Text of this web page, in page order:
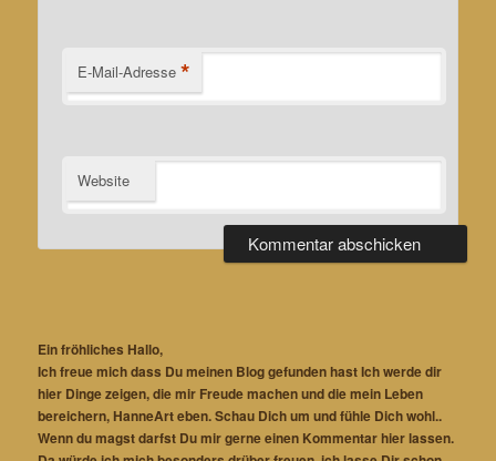
E-Mail-Adresse *
Website
Ein fröhliches Hallo,
Ich freue mich dass Du meinen Blog gefunden hast Ich werde dir
hier Dinge zeigen, die mir Freude machen und die mein Leben
bereichern, HanneArt eben. Schau Dich um und fühle Dich wohl..
Wenn du magst darfst Du mir gerne einen Kommentar hier lassen.